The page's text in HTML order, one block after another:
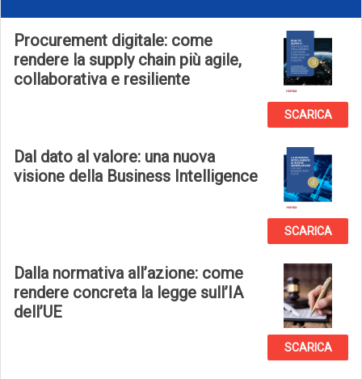
Procurement digitale: come
rendere la supply chain più agile,
collaborativa e resiliente
SCARICA
Dal dato al valore: una nuova
visione della Business Intelligence
SCARICA
Dalla normativa all’azione: come
rendere concreta la legge sull’IA
dell’UE
SCARICA